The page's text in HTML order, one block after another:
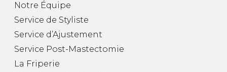
Notre Équipe
Service de Styliste
Service d’Ajustement
Service Post-Mastectomie
La Friperie